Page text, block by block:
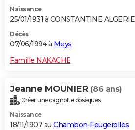
Naissance
25/01/1931 à CONSTANTINE ALGERIE
Décès
07/06/1994 à Meys
Famille NAKACHE
Jeanne MOUNIER (86 ans)
Créer une cagnotte obsèques
Naissance
18/11/1907 au Chambon-Feugerolles